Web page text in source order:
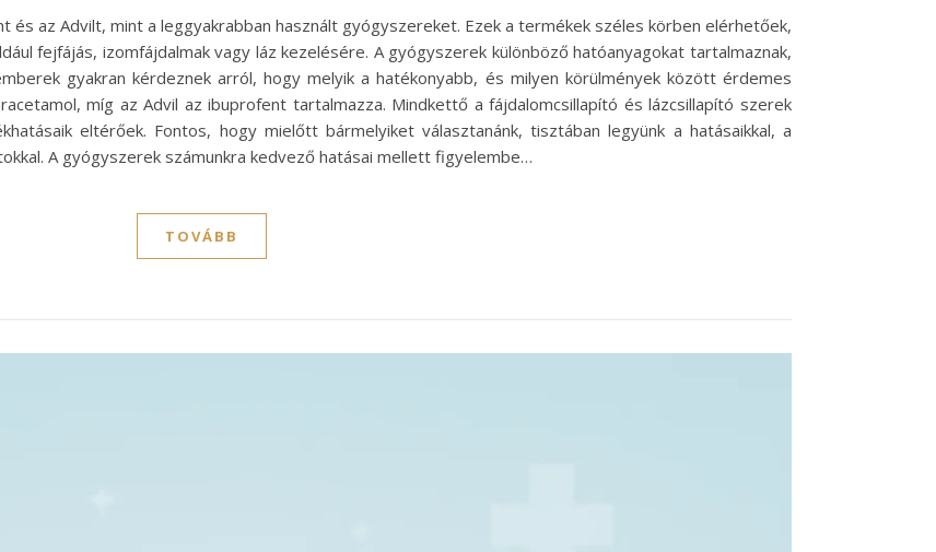
és az Advilt, mint a leggyakrabban használt gyógyszereket. Ezek a termékek széles körben elérhetőek,
fejfájás, izomfájdalmak vagy láz kezelésére. A gyógyszerek különböző hatóanyagokat tartalmaznak,
gyakran kérdeznek arról, hogy melyik a hatékonyabb, és milyen körülmények között érdemes
míg az Advil az ibuprofent tartalmazza. Mindkettő a fájdalomcsillapító és lázcsillapító szerek
eltérőek. Fontos, hogy mielőtt bármelyiket választanánk, tisztában legyünk a hatásaikkal, a
A gyógyszerek számunkra kedvező hatásai mellett figyelembe…
TOVÁBB